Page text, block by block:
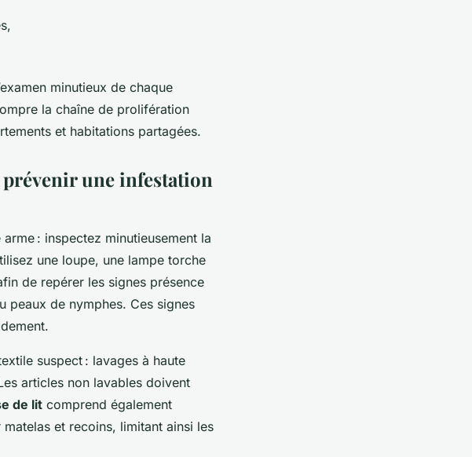
minutieux de chaque
la chaîne de prolifération
et habitations partagées.
une infestation
: inspectez minutieusement la
une loupe, une lampe torche
de repérer les signes présence
peaux de nymphes. Ces signes
suspect : lavages à haute
articles non lavables doivent
de lit comprend également
et recoins, limitant ainsi les